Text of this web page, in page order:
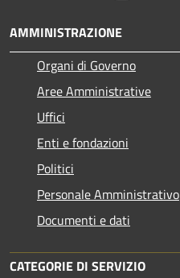
AMMINISTRAZIONE
Organi di Governo
Aree Amministrative
Uffici
Enti e fondazioni
Politici
Personale Amministrativo
Documenti e dati
CATEGORIE DI SERVIZIO